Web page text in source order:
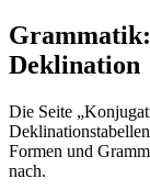
Deklination
Die Seite
Formen und
nach.